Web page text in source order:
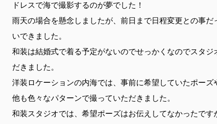
ドレスで海で撮影するのが夢でした！
雨天の場合を懸念しましたが、前日まで日程変更との事だ
いできました。
和装は結婚式で着る予定がないのでせっかくなのでスタジ
だきました。
洋装ロケーションの内海では、事前に希望していたポーズ
他も色々なパターンで撮っていただきました。
和装スタジオでは、希望ポーズはお伝えしてなかったです